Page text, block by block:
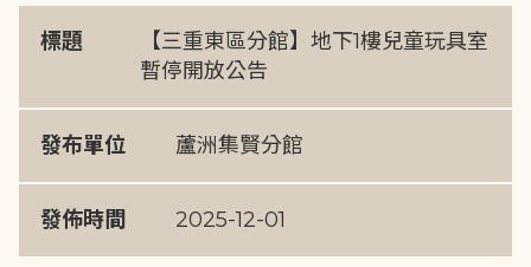
標題
【三重東區分館】地下1樓兒童玩具室
暫停開放公告
發布單位 蘆洲集賢分館
發佈時間 2025-12-01